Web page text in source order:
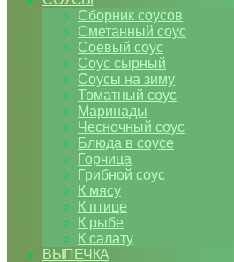
Сборник соусов
Сметанный соус
Соевый соус
Соус сырный
Соусы на зиму
Томатный соус
Маринады
Чесночный соус
Блюда в соусе
Горчица
Грибной соус
К мясу
К птице
К рыбе
К салату
ВЫПЕЧКА